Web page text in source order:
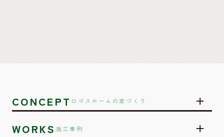
CONCEPT ロゴスホームの家づくり
WORKS 施工事例